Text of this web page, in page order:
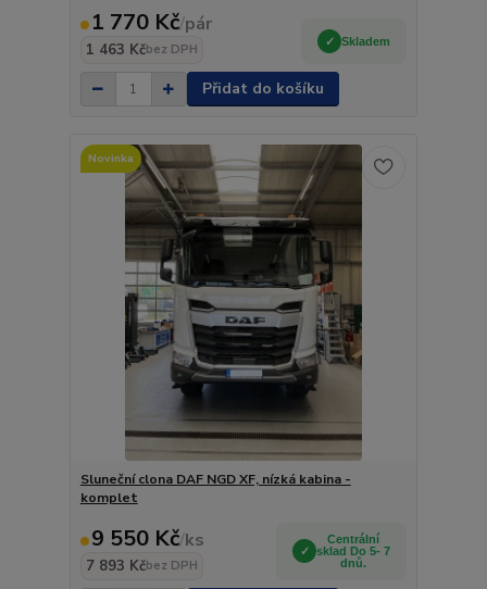
1 770 Kč/pár
1 463 Kčbez DPH
Skladem
Přidat do košíku
Novinka
Sluneční clona DAF NGD XF, nízká kabina -
komplet
9 550 Kč/ks
7 893 Kčbez DPH
Centrální
sklad Do 5- 7
dnů.